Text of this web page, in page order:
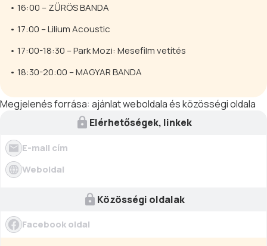
• 16:00 – ZŰRÖS BANDA
• 17:00 – Lilium Acoustic
• 17:00-18:30 – Park Mozi: Mesefilm vetítés
• 18:30-20:00 – MAGYAR BANDA
Megjelenés forrása: ajánlat weboldala és közösségi oldala
Elérhetőségek, linkek
E-mail cím
Weboldal
Közösségi oldalak
Facebook oldal